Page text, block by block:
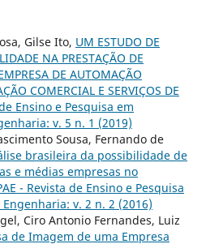
Gilse Ito, UM ESTUDO DE
NA PRESTAÇÃO DE
DE AUTOMAÇÃO
COMERCIAL E SERVIÇOS DE
Ensino e Pesquisa em
v. 5 n. 1 (2019)
Sousa, Fernando de
brasileira da possibilidade de
e médias empresas no
- Revista de Ensino e Pesquisa
v. 2 n. 2 (2016)
Ciro Antonio Fernandes, Luiz
de Imagem de uma Empresa